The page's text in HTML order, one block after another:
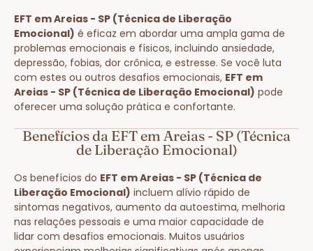
EFT em Areias - SP (Técnica de Liberação
Emocional) é eficaz em abordar uma ampla gama de
problemas emocionais e físicos, incluindo ansiedade,
depressão, fobias, dor crônica, e estresse. Se você luta
com estes ou outros desafios emocionais, EFT em
Areias - SP (Técnica de Liberação Emocional) pode
oferecer uma solução prática e confortante.
Benefícios da EFT em Areias - SP (Técnica
de Liberação Emocional)
Os benefícios do EFT em Areias - SP (Técnica de
Liberação Emocional) incluem alívio rápido de
sintomas negativos, aumento da autoestima, melhoria
nas relações pessoais e uma maior capacidade de
lidar com desafios emocionais. Muitos usuários